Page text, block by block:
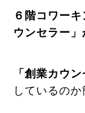
６階コワー
ウンセラー
「創業カウン
しているの